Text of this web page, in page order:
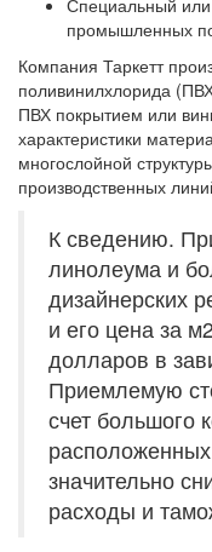
Специальный или
промышленных
Компания Таркетт
поливинилхлорида
ПВХ покрытием или
характеристики
многослойной
производственных
К сведению.
линолеума и
дизайнерских
и его цена за
долларов в
Приемлемую
счет большого
значительно
расходы и